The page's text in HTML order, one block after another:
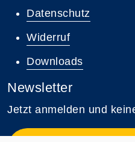
Datenschutz
Widerruf
Downloads
Newsletter
Jetzt anmelden und